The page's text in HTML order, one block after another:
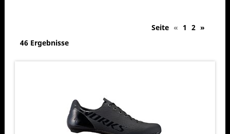
Seite « 1 2 »
46 Ergebnisse